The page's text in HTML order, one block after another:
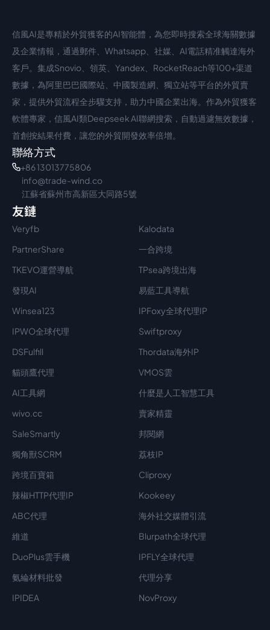
中文入口
信風AI是專精於外貿獲客的AI智能體，為您即時搜索全球海關數據
及企業情報，通過郵件、Whatsapp、社媒、AI電話精准觸達海外
客戶。集成Snovio、領英、Yandex、RocketReach等100+渠道
數據，為阿里巴巴國際站、中國製造網、獨立站等平台的外貿賣
家，提供外貿流程全步驟支持，助力中國企業出海。作為外貿獲客
軟體專家，信風AI類Deepseek AI聯網搜索，自動過濾無效數據，
首創按結果付費，讓您的外貿開發效率倍增。
聯絡方式
+86 13013775806
info@trade-wind.co
江蘇省蘇州市高新區大同路5號
友鏈
Veryfb
Kalodata
PartnerShare
一合跨境
TKEVO運營導航
TPsea跨境出海
發現AI
易藍工具導航
Winsea123
IPFoxy全球代理IP
IPWO全球代理
Swiftproxy
DSFulfill
Thordata海外IP
貓頭鷹代理
VMOS雲
AI工具網
什麼是人工智慧工具
wivo.cc
賣家精靈
SaleSmartly
邦閱網
獨角獸SCRM
荔枝IP
跨境百寶箱
Cliproxy
辣椒HTTP代理IP
Kookeey
ABC代理
海外社交媒體引流
維道
Blurpath全球代理
DuoPlus雲手機
IPFLY全球代理
氨綸材料批發
代理分享
IPIDEA
NovProxy